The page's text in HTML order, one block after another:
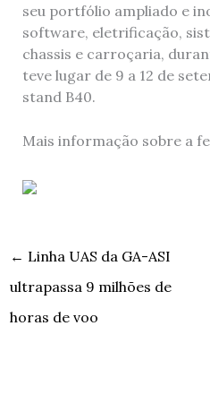
seu portfólio ampliado e
software, eletrificação,
chassis e carroçaria,
teve lugar de 9 a 12 de
stand B40.
Mais informação sobre a
← Linha UAS da GA-ASI
ultrapassa 9 milhões de
horas de voo